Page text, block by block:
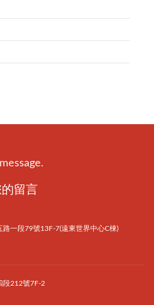
留言
路一段79號13F-7(遠東世界中心C棟)
段212號7F-2